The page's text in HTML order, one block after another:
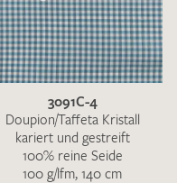
3091C-4
Doupion/Taffeta Kristall
kariert und gestreift
100% reine Seide
100 g/lfm, 140 cm